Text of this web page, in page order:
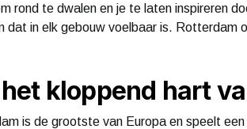
rond te dwalen en je te laten inspireren
dat in elk gebouw voelbaar is. Rotterdam
kloppend hart
is de grootste van Europa en speelt